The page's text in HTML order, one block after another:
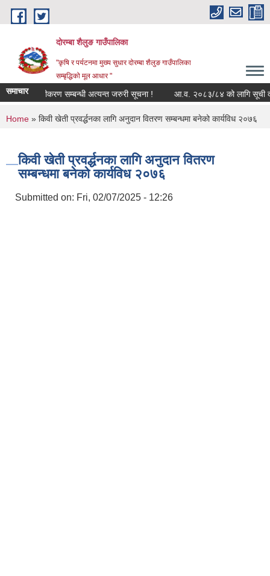
Skip to main content
दोरम्बा शैलुङ गाउँपालिका
"कृषि र पर्यटनमा मुख्य सुधार दोरम्बा शैलुङ गाउँपालिका
सम्बृद्धिको मूल आधार "
समाचार
भत्ता नवीकरण सम्बन्धी अत्यन्त जरुरी सूचना ! आ.व. २०८३/८४ को लागि सूची दर्ता
You are here
Home » किवी खेती प्रवर्द्धनका लागि अनुदान वितरण सम्बन्धमा बनेको कार्यविध २०७६
किवी खेती प्रवर्द्धनका लागि अनुदान वितरण
सम्बन्धमा बनेको कार्यविध २०७६
Submitted on: Fri, 02/07/2025 - 12:26